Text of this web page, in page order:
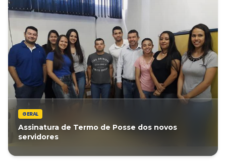
GERAL
Assinatura de Termo de Posse dos novos
servidores